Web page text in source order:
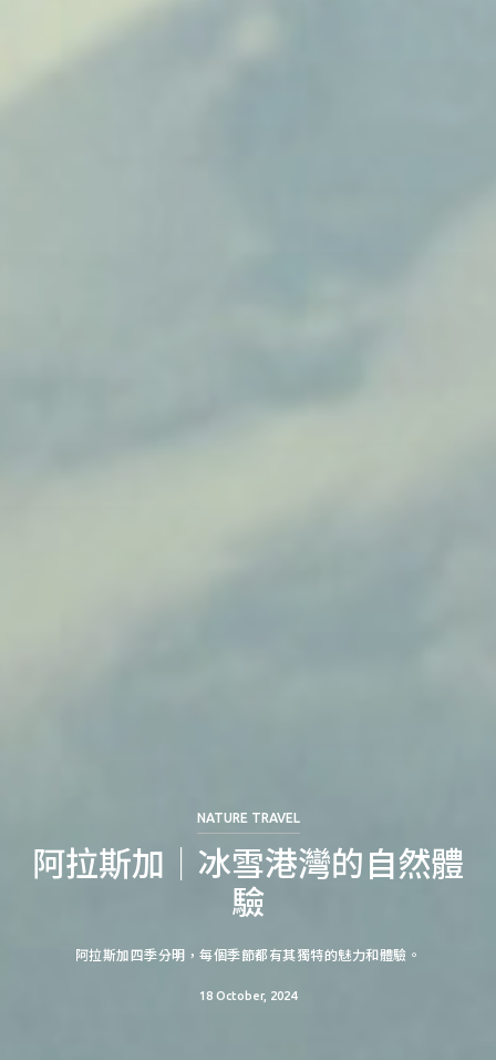
NATURE TRAVEL
阿拉斯加｜冰雪港灣的自然體
驗
阿拉斯加四季分明，每個季節都有其獨特的魅力和體驗。
18 October, 2024